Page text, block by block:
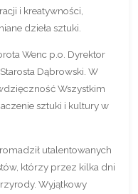
i kreatywności,
dzieła sztuki.
Wenc p.o. Dyrektor
Dąbrowski. W
Wszystkim
sztuki i kultury w
utalentowanych
którzy przez kilka dni
Wyjątkowy